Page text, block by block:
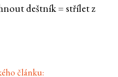
deštník = střílet z
článku: